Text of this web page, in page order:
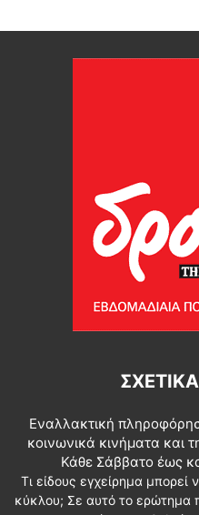
Εναλλακτική
κοινωνικά κινήματα και
Κάθε Σάββατο έως
Τι είδους εγχείρημα μπορεί
κύκλου; Σε αυτό το ερώτημα